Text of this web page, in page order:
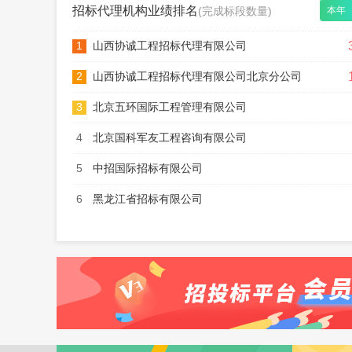
招标代理机构业绩排名(完成标段数量) 本年
1 山西协诚工程招标代理有限公司
2 山西协诚工程招标代理有限公司北京分公司
3 北京五环国际工程管理有限公司
4 北京国科军友工程咨询有限公司
5 中招国际招标有限公司
6 黑龙江省招标有限公司